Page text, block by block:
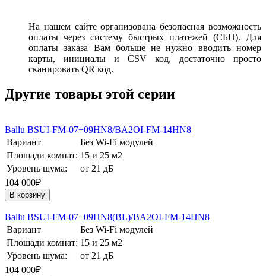
На нашем сайте организована безопасная возможность
оплаты через систему быстрых платежей (СБП). Для
оплаты заказа Вам больше не нужно вводить номер
карты, инициалы и CSV код, достаточно просто
сканировать QR код.
Другие товары этой серии
Ballu BSUI-FM-07+09HN8/BA2OI-FM-14HN8
Вариант
Без Wi-Fi модулей
Площади комнат: 15 и 25 м2
Уровень шума:
от 21 дБ
104 000₽
В корзину
Ballu BSUI-FM-07+09HN8(BL)/BA2OI-FM-14HN8
Вариант
Без Wi-Fi модулей
Площади комнат: 15 и 25 м2
Уровень шума:
от 21 дБ
104 000₽